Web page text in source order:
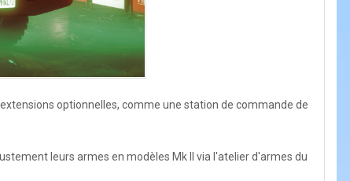
optionnelles, comme une station de commande de
leurs armes en modèles Mk II via l'atelier d'armes du